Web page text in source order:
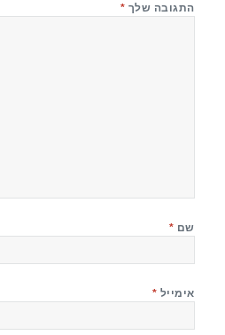
התגובה שלך *
שם *
אימייל *